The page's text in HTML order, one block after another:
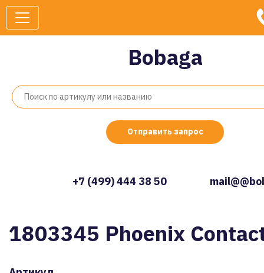
Bobaga
Отправить запрос
+7 (499) 444 38 50
1803345 Phoenix